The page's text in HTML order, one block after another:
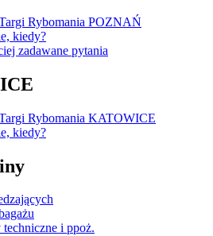
Rybomania POZNAŃ
kiedy?
zadawane pytania
Rybomania KATOWICE
kiedy?
techniczne i ppoż.